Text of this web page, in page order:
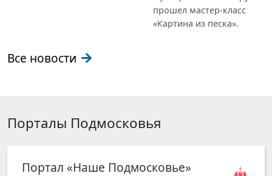
прошел мастер-класс
«Картина из песка».
Все новости
Порталы Подмосковья
Портал «Наше Подмосковье»